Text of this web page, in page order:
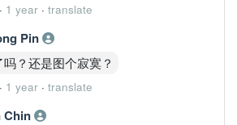
· 1 year · translate
Pin
吗？还是图个寂寞？
· 1 year · translate
Chin